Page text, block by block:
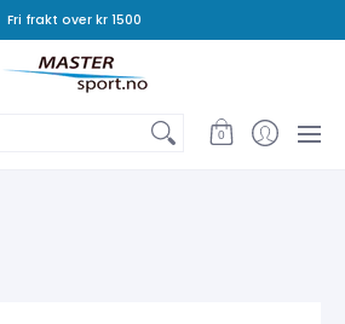
Badminton Squash
Fri frakt over kr 1500
0